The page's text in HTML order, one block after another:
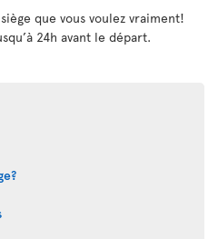
que vous voulez vraiment!
24h avant le départ.